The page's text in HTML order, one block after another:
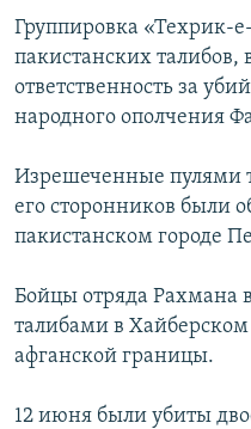
СИБИРЬ.РЕАЛИИ
РАСПИСАНИЕ ВЕЩАНИЯ
ПОДПИШИТЕСЬ НА
СОЦИАЛЬНЫЕ СЕТИ
Все сайты РСЕ/РС
Группировка «Техрик-
пакистанских талибов,
ответственность за
народного ополчения
Изрешеченные пулями
его сторонников были
пакистанском городе
Бойцы отряда Рахмана
талибами в
афганской границы.
12 июня были убиты